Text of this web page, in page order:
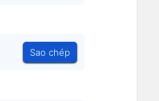
Sao chép